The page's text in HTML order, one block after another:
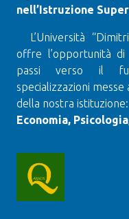
nell’Istruzione
L’Università
offre l’opportunità
passi verso il
specializzazioni
della nostra istituzione:
Economia,